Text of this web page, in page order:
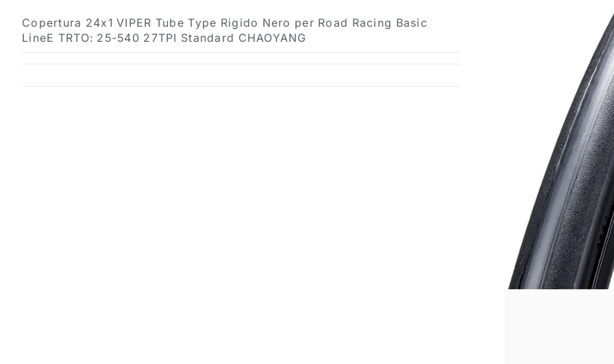
Copertura 24x1 VIPER Tube Type Rigido Nero per Road Racing Basic
LineE TRTO: 25-540 27TPI Standard CHAOYANG